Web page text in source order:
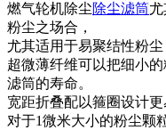
燃气轮机除尘除尘滤筒
粉尘之场合，
尤其适用于易聚结性粉尘
超微薄纤维可以把细小
滤筒的寿命。
宽距折叠配以箍圈设计
对于1微米大小的粉尘颗